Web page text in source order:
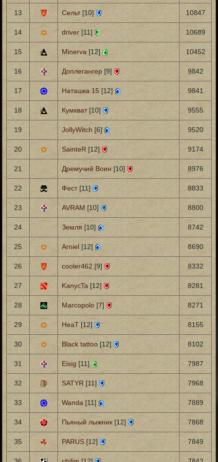
13 Сельт [10] 10847
14 driver [11] 10689
15 Minerva [12] 10452
16 Доплегангер [9] 9842
17 Наташка 15 [12] 9841
18 Кумкват [10] 9555
19 JollyWitch [6] 9520
20 SainteR [12] 9174
21 Дремучий Воин [10] 8976
22 Фест [11] 8833
23 AVRAM [10] 8800
24 Земля [10] 8742
25 Arniel [12] 8690
26 cooler462 [9] 8332
27 KanycTa [12] 8281
28 Marcopolo [7] 8271
29 HeaT [12] 8155
30 Black tattoo [12] 8102
31 Eisig [11] 7987
32 SATYR [11] 7968
33 Wanda [11] 7889
34 Пьяный лыжник [12] 7868
35 PARUS [12] 7849